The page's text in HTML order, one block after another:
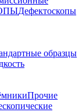
Дефектоскопы
образцы
Прочие